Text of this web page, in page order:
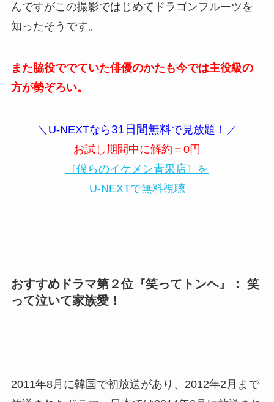
んですがこの撮影ではじめてドラゴンフルーツを
知ったそうです。
また脇役ででていた俳優のかたも今では主役級の
方が勢ぞろい。
＼U-NEXTなら31日間無料で見放題！／
お試し期間中に解約＝0円
［僕らのイケメン青果店］を
U-NEXTで無料視聴
おすすめドラマ第２位『笑ってトンヘ』： 笑
って泣いて家族愛！
2011年8月に韓国で初放送があり、2012年2月まで